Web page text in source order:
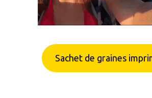
Sachet de graines